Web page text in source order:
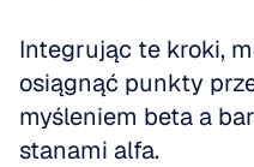
Integrując te kroki,
osiągnąć punkty
myśleniem beta a
stanami alfa.